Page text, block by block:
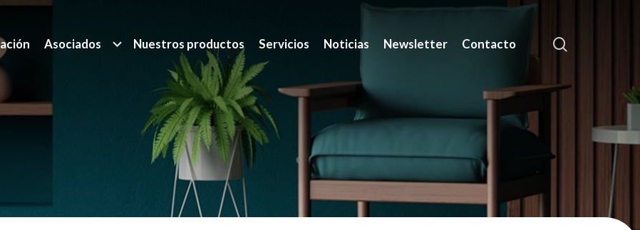
Asociados Nuestros productos Servicios Noticias Newsletter Contacto